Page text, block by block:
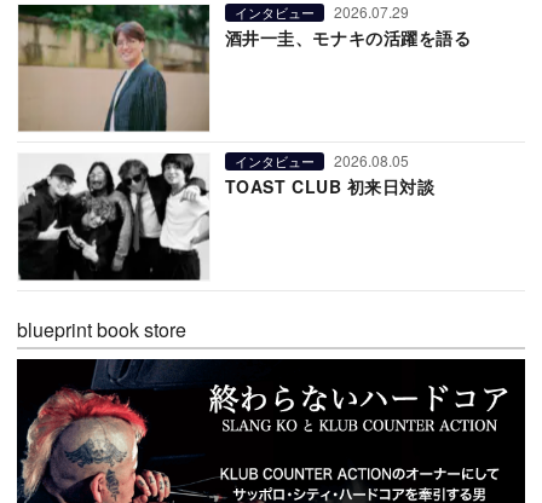
インタビュー 2026.07.29
酒井一圭、モナキの活躍を語る
インタビュー 2026.08.05
TOAST CLUB 初来日対談
blueprint book store